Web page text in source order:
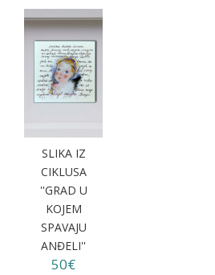
SLIKA IZ
CIKLUSA
''GRAD U
KOJEM
SPAVAJU
ANĐELI''
50€